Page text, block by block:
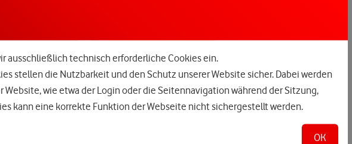
ausschließlich technisch erforderliche Cookies ein.
stellen die Nutzbarkeit und den Schutz unserer Website sicher. Dabei werden
wie etwa der Login oder die Seitennavigation während der Sitzung,
kann eine korrekte Funktion der Webseite nicht sichergestellt werden.
OK